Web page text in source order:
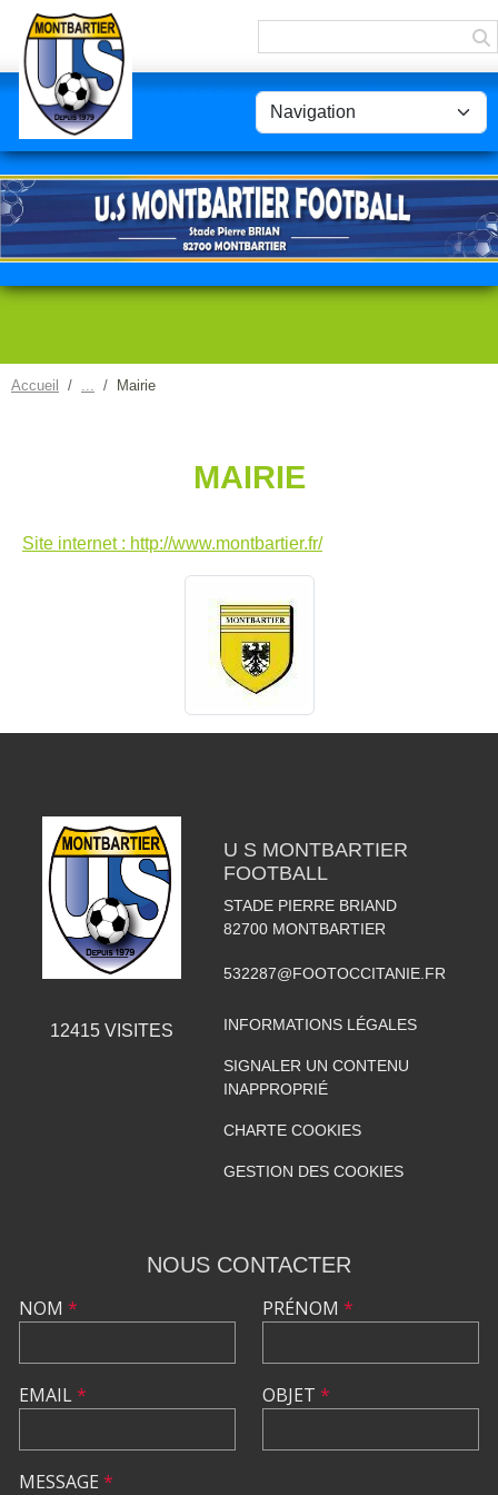
Accueil Mairie
MAIRIE
Site internet : http://www.montbartier.fr/
12415VISITES
U S MONTBARTIER
FOOTBALL
STADE PIERRE BRIAND
82700 MONTBARTIER
532287@FOOTOCCITANIE.FR
INFORMATIONS LÉGALES
SIGNALER UN CONTENU
INAPPROPRIÉ
CHARTE COOKIES
GESTION DES COOKIES
NOUS CONTACTER
NOM *
EMAIL*
PRÉNOM *
OBJET *
MESSAGE *
Panneau de gestion des cookies